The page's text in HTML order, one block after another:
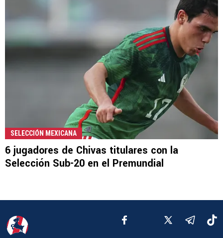
SELECCIÓN MEXICANA
6 jugadores de Chivas titulares con la
Selección Sub-20 en el Premundial